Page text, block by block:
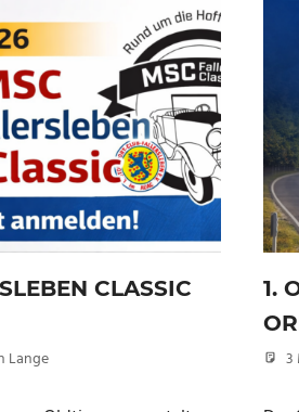
CLASSIC
Lange
1.
3